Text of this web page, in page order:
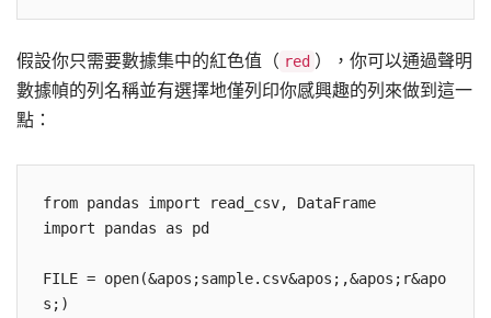
假設你只需要數據集中的紅色值（ red ），你可以通過聲明
數據幀的列名稱並有選擇地僅列印你感興趣的列來做到這一
點：
from pandas import read_csv, DataFrame
import pandas as pd
FILE = open(&apos;sample.csv&apos;,&apos;r&apo
s;)